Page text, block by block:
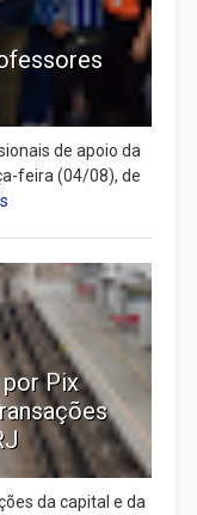
de apoio da
feira (04/08), de
Pix
da capital e da